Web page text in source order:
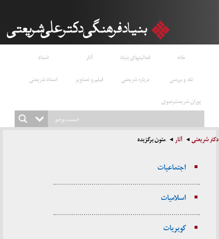
خانه فعالیتهای بنیاد آثار
اسناد
نقد و بررسی
درباره شریعتی فیلم و تصاویر
استاد شریعتی
پوران شریعت‌رضوی
دکتر شریعتی آثار متون برگزیده
اجتماعیات
اسلامیات
کویریات